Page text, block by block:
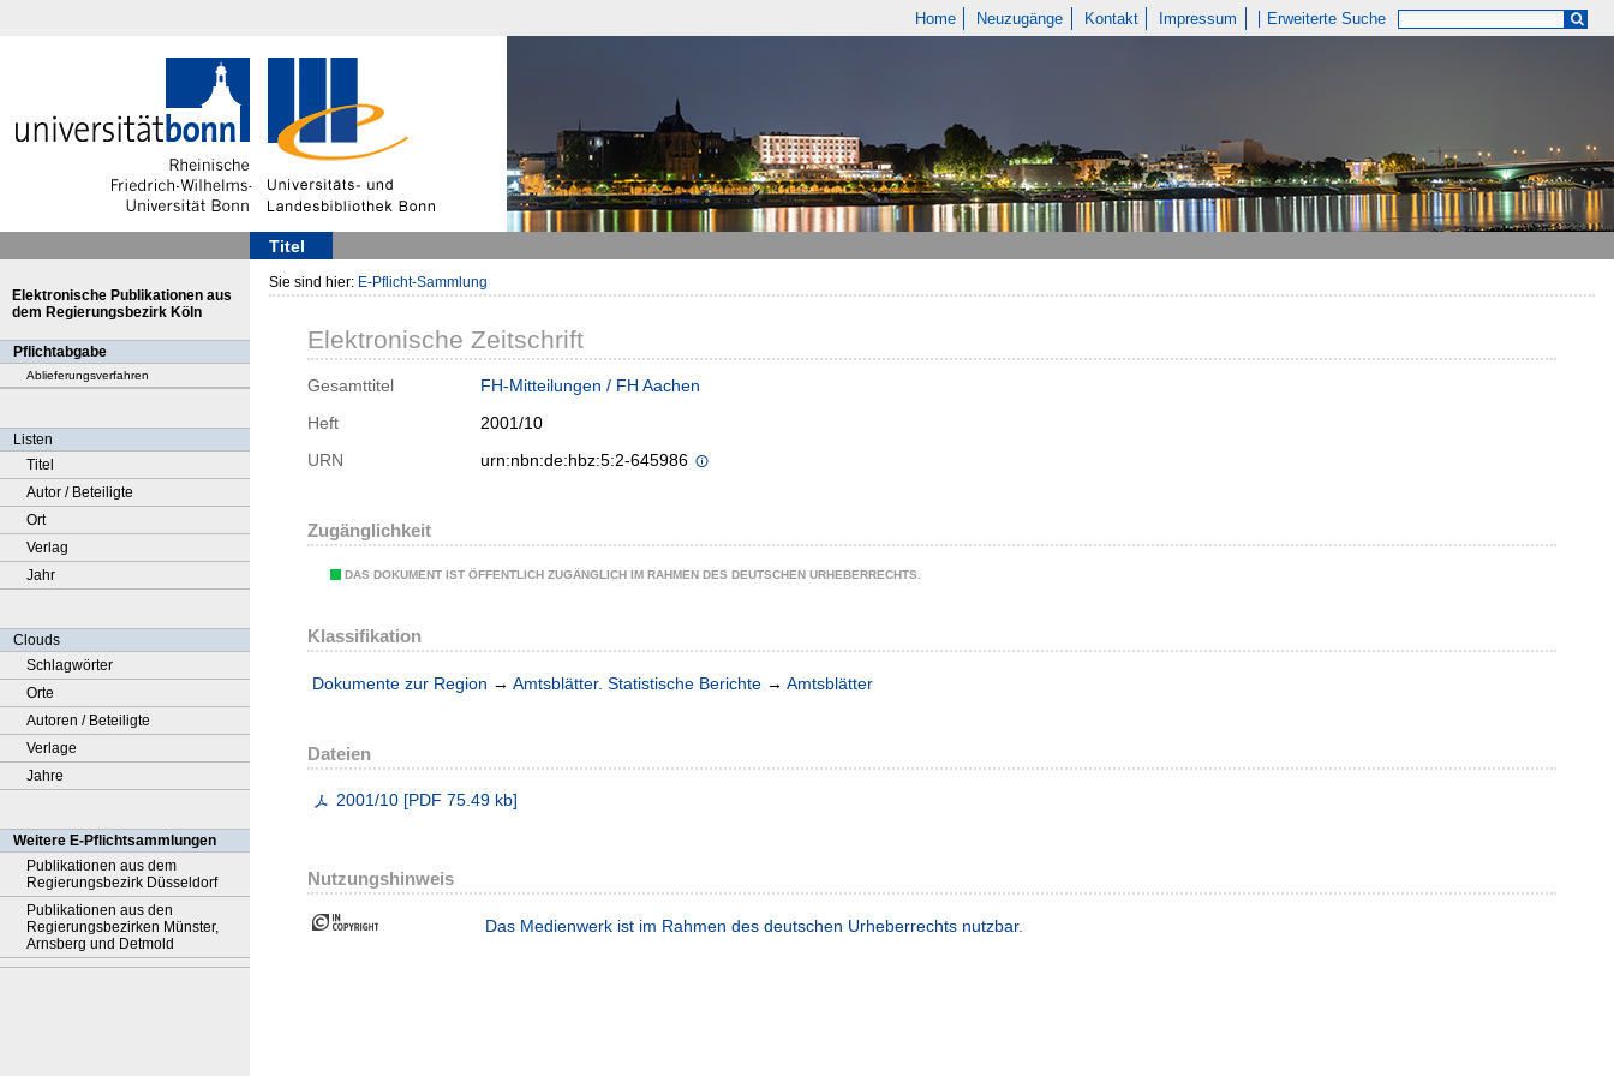
Home Neuzugänge Kontakt Impressum Erweiterte Suche
Titel
Elektronische Publikationen aus
dem Regierungsbezirk Köln
Pflichtabgabe
Ablieferungsverfahren
Listen
Titel
Autor / Beteiligte
Ort
Verlag
Jahr
Clouds
Schlagwörter
Orte
Autoren / Beteiligte
Verlage
Jahre
Weitere E-Pflichtsammlungen
Publikationen aus dem
Regierungsbezirk Düsseldorf
Publikationen aus den
Regierungsbezirken Münster,
Arnsberg und Detmold
Sie sind hier: E-Pflicht-Sammlung
Elektronische Zeitschrift
Gesamttitel
FH-Mitteilungen / FH Aachen
Heft
2001/10
URN
urn:nbn:de:hbz:5:2-645986
Zugänglichkeit
DAS DOKUMENT IST ÖFFENTLICH ZUGÄNGLICH IM RAHMEN DES DEUTSCHEN URHEBERRECHTS.
Klassifikation
Dokumente zur Region → Amtsblätter. Statistische Berichte → Amtsblätter
Dateien
2001/10 [PDF 75.49 kb]
Nutzungshinweis
Das Medienwerk ist im Rahmen des deutschen Urheberrechts nutzbar.